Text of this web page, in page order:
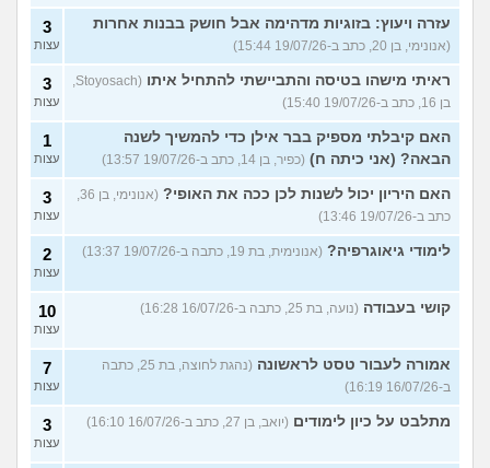
עזרה ויעוץ: בזוגיות מדהימה אבל חושק בבנות אחרות
(אנונימי, בן 20, כתב ב-19/07/26 15:44)
3
עצות
ראיתי מישהו בטיסה והתביישתי להתחיל איתו
(Stoyosach,
בן 16, כתב ב-19/07/26 15:40)
3
עצות
האם קיבלתי מספיק בבר אילן כדי להמשיך לשנה
הבאה? (אני כיתה ח) (כפיר, בן 14, כתב ב-19/07/26 13:57)
1
עצות
האם היריון יכול לשנות לכן ככה את האופי?
(אנונימי, בן 36,
כתב ב-19/07/26 13:46)
3
עצות
לימודי גיאוגרפיה? (אנונימית, בת 19, כתבה ב-19/07/26 13:37) 2
עצות
קושי בעבודה (נועה, בת 25, כתבה ב-16/07/26 16:28) 10
עצות
אמורה לעבור טסט לראשונה
(נהגת לחוצה, בת 25, כתבה
ב-16/07/26 16:19)
7
עצות
מתלבט על כיון לימודים (יואב, בן 27, כתב ב-16/07/26 16:10) 3
עצות